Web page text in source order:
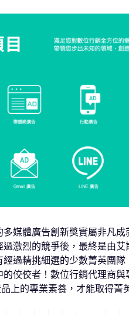
媒體廣告創新獎實屬非凡
激烈的競爭後，最終是由
過精挑細選的少數菁英團
佼佼者！數位行銷代理商
上的專業素養，才能取得菁